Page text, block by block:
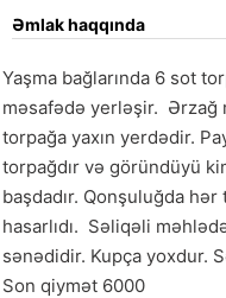
Əmlak haqqında
Yaşma bağlarında 6 sot
məsafədə yerləşir.  Ərzağ
torpağa yaxın yerdədir.
torpağdır və göründüyü
başdadır. Qonşuluğda
hasarlıdı.  Səliqəli
sənədidir. Kupça yoxdur.
Son qiymət 6000